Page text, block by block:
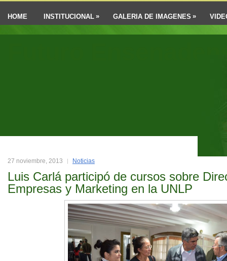
HOME INSTITUCIONAL » GALERIA DE IMAGENES »
27 noviembre, 2013 Noticias
Luis Carlá participó de cursos sobre
Empresas y Marketing en la UNLP